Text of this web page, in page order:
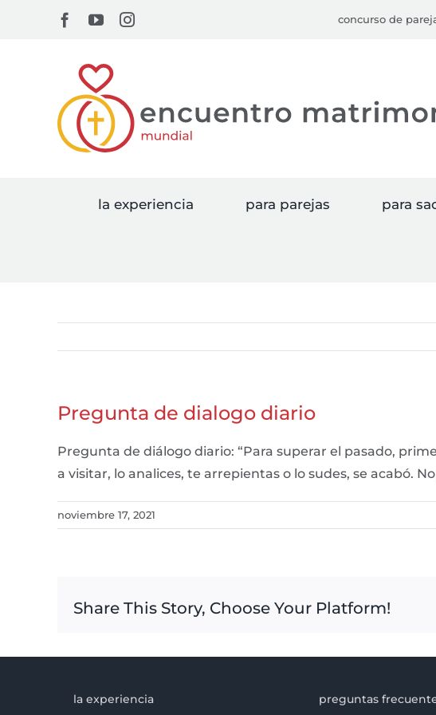
Facebook
YouTubeInstagram concurso de
la experiencia para parejas para
Pregunta de dialogo diario
Pregunta de diálogo diario: “Para superar el pasado,
a visitar, lo analices, te arrepientas o lo sudes, se acabó.
noviembre 17, 2021
Share This Story, Choose Your Platform!
la experiencia
preguntas